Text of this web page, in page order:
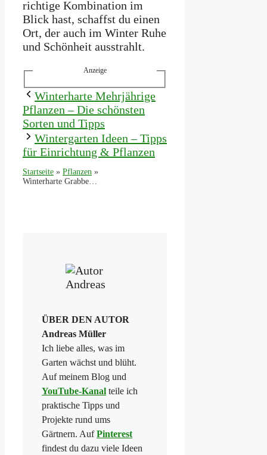
richtige Kombination im
Blick hast, schaffst du einen
Ort, der auch im Winter Ruhe
und Schönheit ausstrahlt.
Anzeige
Winterharte Mehrjährige
Pflanzen – Die schönsten
Sorten und Tipps
Wintergarten Ideen – Tipps
für Einrichtung & Pflanzen
Startseite » Pflanzen »
ÜBER DEN AUTOR
Andreas Müller
Ich liebe alles, was im
Garten wächst und blüht.
Auf meinem Blog und
YouTube-Kanal teile ich
praktische Tipps und
Projekte rund ums
Gärtnern. AufPinterest
findest du dazu viele Ideen